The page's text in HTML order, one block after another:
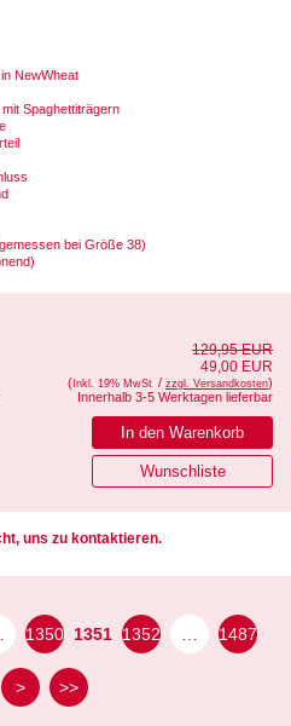
NewWheat
Spaghettiträgern
bei Größe 38)
129,95 EUR
49,00 EUR
( Inkl. 19% MwSt / zzgl. Versandkosten)
Innerhalb 3-5 Werktagen lieferbar
uns zu kontaktieren.
1350 1351 1352 1487
> >>